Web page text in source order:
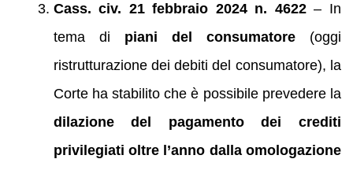
Cass. civ. 21 febbraio 2024 n. 4622– In
tema di piani del consumatore(oggi
ristrutturazione dei debiti del consumatore), la
Corte ha stabilito che è possibile prevedere la
dilazione del pagamento dei crediti
privilegiati oltre l’anno dalla omologazione